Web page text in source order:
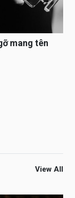
mang tên
View All